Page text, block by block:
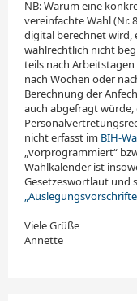
NB: Warum eine
vereinfachte Wahl (Nr.
digital berechnet wird,
wahlrechtlich nicht
teils nach
nach Wochen oder
Berechnung der
auch abgefragt würde,
nicht erfasst im BIH-
„vorprogrammiert“
Wahlkalender ist
Gesetzeswortlaut und
Viele Grüße
Annette